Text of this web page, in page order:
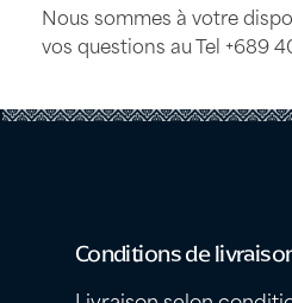
Nous sommes à votre
vos questions au Tel +689
Conditions de